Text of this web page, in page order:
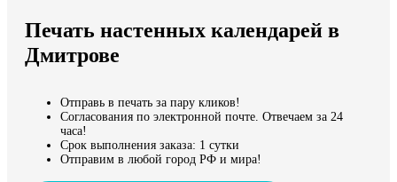
Мы доставляем по всему миру
Продолжить без города
Печать настенных календарей в
Дмитрове
Отправь в печать за пару кликов!
Согласования по электронной почте. Отвечаем за 24
часа!
Срок выполнения заказа: 1 сутки
Отправим в любой город РФ и мира!